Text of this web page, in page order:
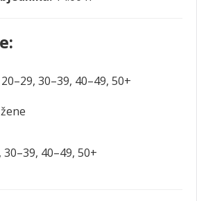
30–39, 40–49, 50+
40–49, 50+